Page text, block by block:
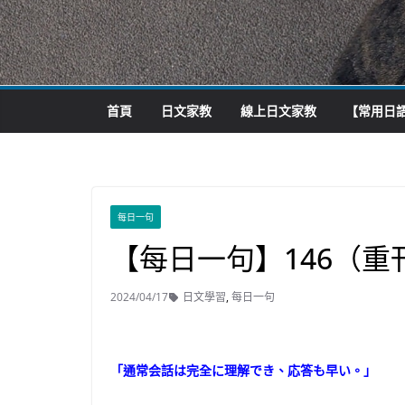
首頁 日文家教 線上日文家教 【常用日
每日一句
【每日一句】146（重
2024/04/17 日文學習,每日一句
「通常会話は完全に理解でき、応答も早い。」